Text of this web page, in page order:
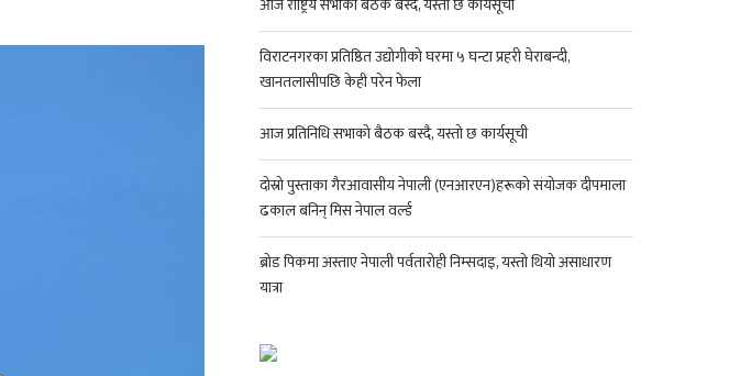
विराटनगरका प्रतिष्ठित उद्योगीको घरमा ५ घन्टा प्रहरी घेराबन्दी,
खानतलासीपछि केही परेन फेला
आज प्रतिनिधि सभाको बैठक बस्दै, यस्तो छ कार्यसूची
दोस्रो पुस्ताका गैरआवासीय नेपाली (एनआरएन)हरूको संयोजक दीपमाला
ढकाल बनिन् मिस नेपाल वर्ल्ड
ब्रोड पिकमा अस्ताए नेपाली पर्वतारोही निम्सदाइ, यस्तो थियो असाधारण
यात्रा